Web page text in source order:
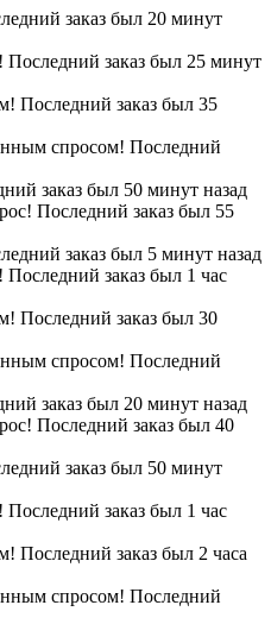
заказ был 20 минут
заказ был 25 минут
Последний заказ был 35
спросом! Последний
заказ был 50 минут назад
Последний заказ был 55
заказ был 5 минут назад
заказ был 1 час
Последний заказ был 30
спросом! Последний
заказ был 20 минут назад
Последний заказ был 40
заказ был 50 минут
заказ был 1 час
Последний заказ был 2 часа
спросом! Последний